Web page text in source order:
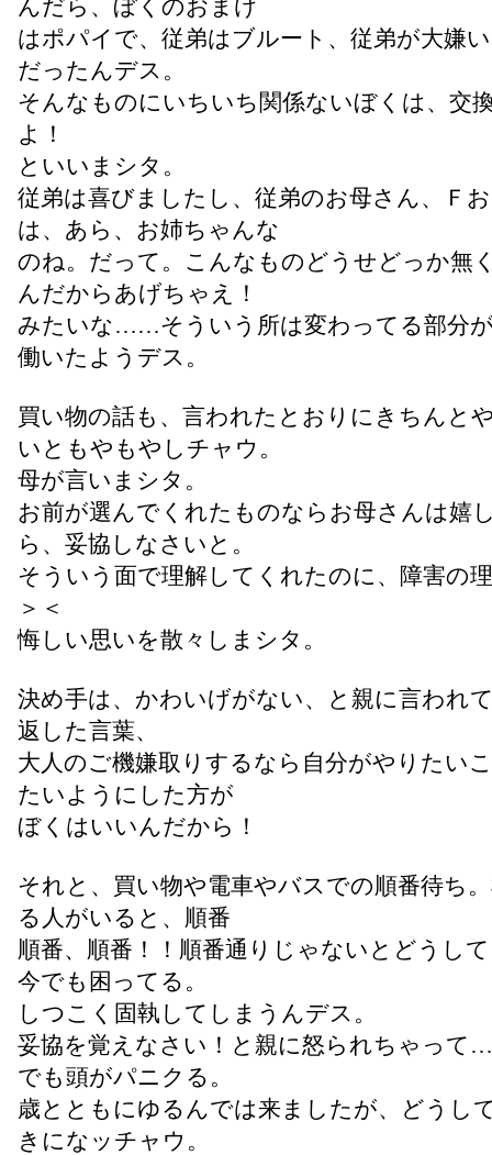
んだら、ぼくのおまけ
はポパイで、従弟はブルート、従弟が大嫌
だったんデス。
そんなものにいちいち関係ないぼくは、交
よ！
といいまシタ。
従弟は喜びましたし、従弟のお母さん、Ｆ
は、あら、お姉ちゃんな
のね。だって。こんなものどうせどっか無
んだからあげちゃえ！
みたいな……そういう所は変わってる部分
働いたようデス。
買い物の話も、言われたとおりにきちんと
いともやもやしチャウ。
母が言いまシタ。
お前が選んでくれたものならお母さんは嬉
ら、妥協しなさいと。
そういう面で理解してくれたのに、障害の
＞＜
悔しい思いを散々しまシタ。
決め手は、かわいげがない、と親に言われ
返した言葉、
大人のご機嫌取りするなら自分がやりたい
たいようにした方が
ぼくはいいんだから！
それと、買い物や電車やバスでの順番待ち
る人がいると、順番
順番、順番！！順番通りじゃないとどうし
今でも困ってる。
しつこく固執してしまうんデス。
妥協を覚えなさい！と親に怒られちゃっ
でも頭がパニクる。
歳とともにゆるんでは来ましたが、どうし
きになッチャウ。